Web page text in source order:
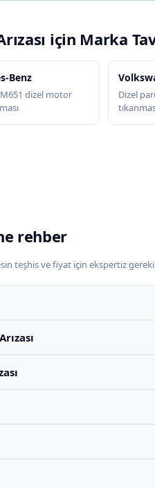
için Marka
Benz
dizel motor
Dizel
rehber
teşhis ve fiyat için ekspertiz